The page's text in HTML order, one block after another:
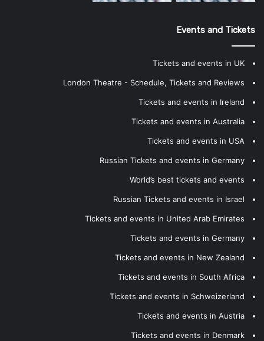
Events and Tickets
Tickets and events in UK
London Theatre - Schedule, Tickets and Reviews
Tickets and events in Ireland
Tickets and events in Australia
Tickets and events in USA
Russian Tickets and events in Germany
World’s best tickets and events
Russian Tickets and events in Israel
Tickets and events in United Arab Emirates
Tickets and events in Germany
Tickets and events in New Zealand
Tickets and events in South Africa
Tickets and events in Schweizerland
Tickets and events in Austria
Tickets and events in Denmark